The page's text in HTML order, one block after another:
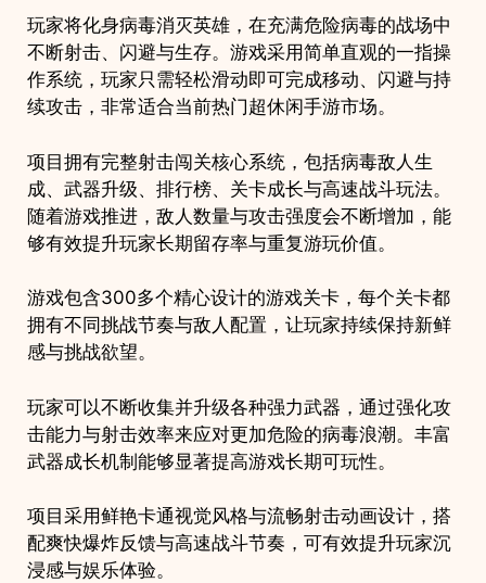
玩家将化身病毒消灭英雄，在充满危险病毒的战场中
不断射击、闪避与生存。游戏采用简单直观的一指操
作系统，玩家只需轻松滑动即可完成移动、闪避与持
续攻击，非常适合当前热门超休闲手游市场。
项目拥有完整射击闯关核心系统，包括病毒敌人生
成、武器升级、排行榜、关卡成长与高速战斗玩法。
随着游戏推进，敌人数量与攻击强度会不断增加，能
够有效提升玩家长期留存率与重复游玩价值。
游戏包含300多个精心设计的游戏关卡，每个关卡都
拥有不同挑战节奏与敌人配置，让玩家持续保持新鲜
感与挑战欲望。
玩家可以不断收集并升级各种强力武器，通过强化攻
击能力与射击效率来应对更加危险的病毒浪潮。丰富
武器成长机制能够显著提高游戏长期可玩性。
项目采用鲜艳卡通视觉风格与流畅射击动画设计，搭
配爽快爆炸反馈与高速战斗节奏，可有效提升玩家沉
浸感与娱乐体验。